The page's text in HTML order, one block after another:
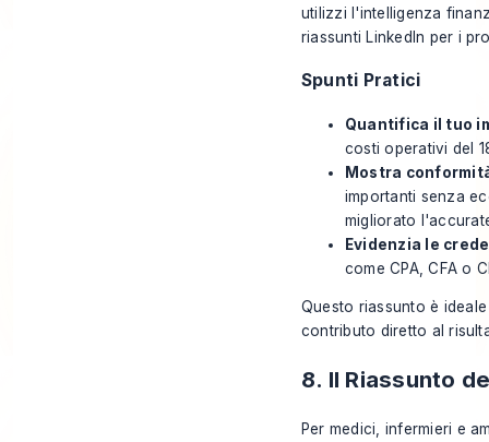
utilizzi l'intelligenza
riassunti LinkedIn per i
Spunti Pratici
Quantifica il tuo
costi operativi del
Mostra
importanti senza
migliorato
Evidenzia le
come CPA, CFA o
Questo riassunto è
contributo diretto al
8. Il Riassunto
Per medici, infermieri e